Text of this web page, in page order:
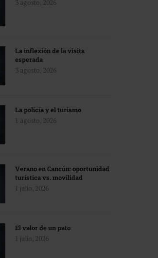
3 agosto, 2026
La inflexión de la visita
esperada
3 agosto, 2026
La policía y el turismo
1 agosto, 2026
Verano en Cancún: oportunidad
turística vs. movilidad
1 julio, 2026
El valor de un pato
1 julio, 2026